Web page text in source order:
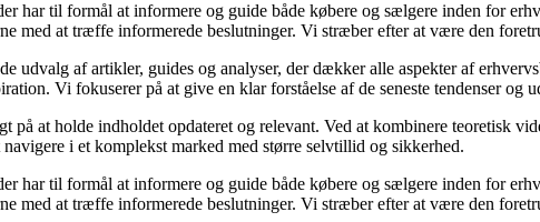
har til formål at informere og guide både købere og sælgere inden for
med at træffe informerede beslutninger. Vi stræber efter at være den
udvalg af artikler, guides og analyser, der dækker alle aspekter af
Vi fokuserer på at give en klar forståelse af de seneste tendenser og
på at holde indholdet opdateret og relevant. Ved at kombinere teoretisk
i et komplekst marked med større selvtillid og sikkerhed.
har til formål at informere og guide både købere og sælgere inden for
med at træffe informerede beslutninger. Vi stræber efter at være den